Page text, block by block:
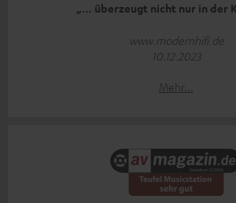
„… überzeugt nicht nur in der
www.modernhifi.de
10.12.2023
Mehr...